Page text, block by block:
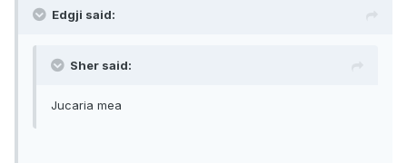
Edgji said:
Sher said:
Jucaria mea